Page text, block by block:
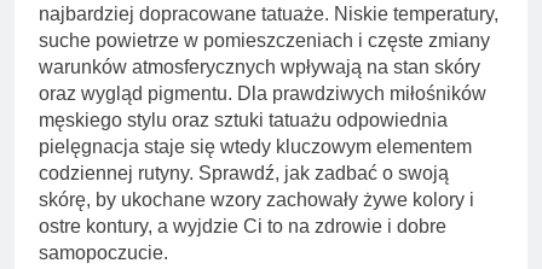
najbardziej dopracowane tatuaże. Niskie temperatury,
suche powietrze w pomieszczeniach i częste zmiany
warunków atmosferycznych wpływają na stan skóry
oraz wygląd pigmentu. Dla prawdziwych miłośników
męskiego stylu oraz sztuki tatuażu odpowiednia
pielęgnacja staje się wtedy kluczowym elementem
codziennej rutyny. Sprawdź, jak zadbać o swoją
skórę, by ukochane wzory zachowały żywe kolory i
ostre kontury, a wyjdzie Ci to na zdrowie i dobre
samopoczucie.